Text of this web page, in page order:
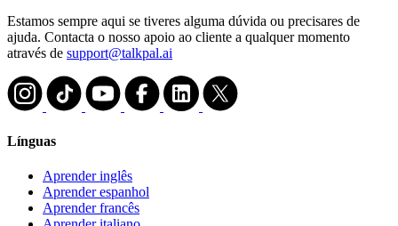
Estamos sempre aqui se tiveres alguma dúvida ou precisares de
ajuda. Contacta o nosso apoio ao cliente a qualquer momento
através de support@talkpal.ai
Línguas
Aprender inglês
Aprender espanhol
Aprender francês